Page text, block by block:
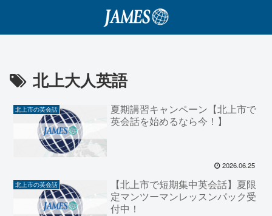
北上大人英語
北上市の英会話
夏期講習キャンペーン【北上市で
英会話を始めるなら今！】
2026.06.25
北上市の英会話
【北上市で短期集中英会話】夏限
定マンツーマンレッスンパック受
付中！